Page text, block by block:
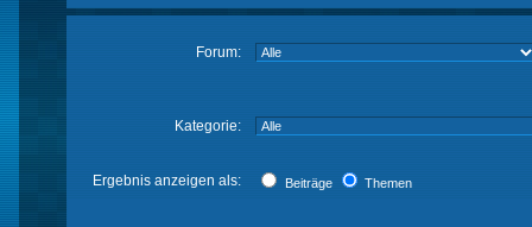
Forum:
Kategorie:
Ergebnis anzeigen als: Beiträge Themen